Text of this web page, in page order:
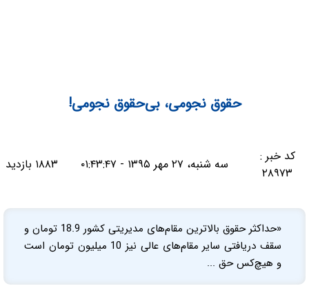
حقوق نجومی، بی‌حقوق نجومی!
کد خبر :
۲۸۹۷۳
سه شنبه، ۲۷ مهر ۱۳۹۵ - ۰۱:۴۳:۴۷ ۱۸۸۳ بازدید
«حداکثر حقوق بالاترین مقام‌های مدیریتی کشور 18.9 تومان و
سقف دریافتی سایر مقام‌های عالی نیز 10 میلیون تومان است
و هیچ‌کس حق ...